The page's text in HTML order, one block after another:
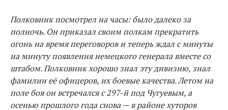
Полковник посмотрел на часы: было далеко за
полночь. Он приказал своим полкам прекратить
огонь на время переговоров и теперь ждал с минуты
на минуту появления немецкого генерала вместе со
штабом. Полковник хорошо знал эту дивизию, знал
фамилии её офицеров, их боевые качества. Летом на
поле боя он встречался с 297-й под Чугуевым, а
осенью прошлого года снова — в районе хуторов